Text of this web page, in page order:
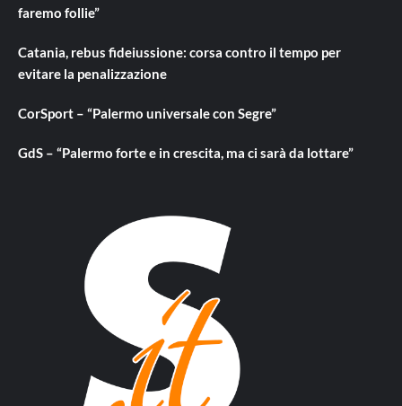
faremo follie”
Catania, rebus fideiussione: corsa contro il tempo per
evitare la penalizzazione
CorSport – “Palermo universale con Segre”
GdS – “Palermo forte e in crescita, ma ci sarà da lottare”